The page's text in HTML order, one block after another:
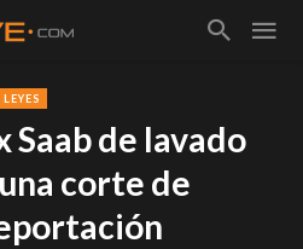
Saab de lavado
corte de